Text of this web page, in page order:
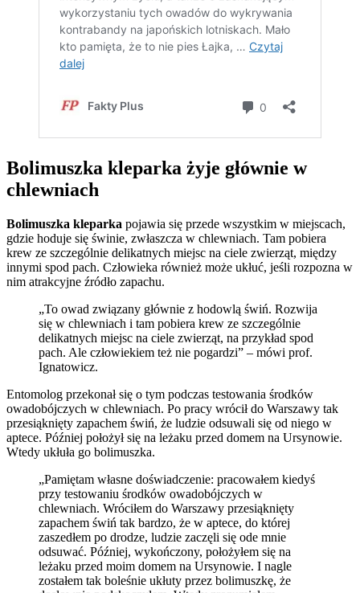
Bolimuszka kleparka żyje głównie w
chlewniach
Bolimuszka kleparka pojawia się przede wszystkim w miejscach,
gdzie hoduje się świnie, zwłaszcza w chlewniach. Tam pobiera
krew ze szczególnie delikatnych miejsc na ciele zwierząt, między
innymi spod pach. Człowieka również może ukłuć, jeśli rozpozna w
nim atrakcyjne źródło zapachu.
„To owad związany głównie z hodowlą świń. Rozwija
się w chlewniach i tam pobiera krew ze szczególnie
delikatnych miejsc na ciele zwierząt, na przykład spod
pach. Ale człowiekiem też nie pogardzi” – mówi prof.
Ignatowicz.
Entomolog przekonał się o tym podczas testowania środków
owadobójczych w chlewniach. Po pracy wrócił do Warszawy tak
przesiąknięty zapachem świń, że ludzie odsuwali się od niego w
aptece. Później położył się na leżaku przed domem na Ursynowie.
Wtedy ukłuła go bolimuszka.
„Pamiętam własne doświadczenie: pracowałem kiedyś
przy testowaniu środków owadobójczych w
chlewniach. Wróciłem do Warszawy przesiąknięty
zapachem świń tak bardzo, że w aptece, do której
zaszedłem po drodze, ludzie zaczęli się ode mnie
odsuwać. Później, wykończony, położyłem się na
leżaku przed moim domem na Ursynowie. I nagle
zostałem tak boleśnie ukłuty przez bolimuszkę, że